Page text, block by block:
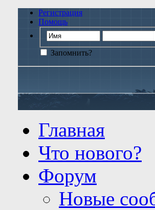
Регистрация
Помощь
Запомнить?
Главная
Что нового?
Форум
Новые